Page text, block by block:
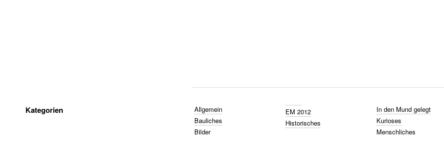
Kategorien
Allgemein
Bauliches
Bilder
EM 2012
Historisches
In den Mund gelegt
Kurioses
Menschliches